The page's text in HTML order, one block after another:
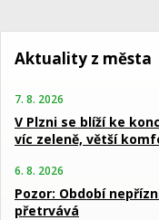
Aktuality z města
7. 8. 2026
V Plzni se blíží ke
víc zeleně, větší
6. 8. 2026
Pozor: Období
přetrvává